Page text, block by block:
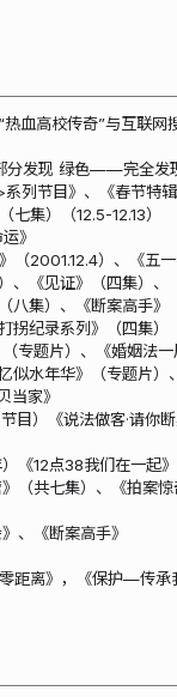
血高校传奇”与互联网
发现 绿色——完全发
列节目》、《春节特
集）（12.5-12.13）
》
2001.12.4）、《五一
、《见证》（四集）、
八集）、《断案高手》
拐纪录系列》（四集）
专题片）、《婚姻法一
忆似水年华》（专题片
当家》
目）《说法做客·请你
《12点38我们在一起》
（共七集）、《拍案惊
、《断案高手》
距离》，《保护—传承